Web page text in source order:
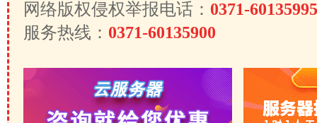
网络版权侵权举报电话： 0371-60135995
服务热线： 0371-60135900